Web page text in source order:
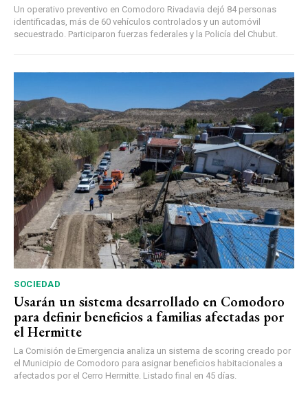
Un operativo preventivo en Comodoro Rivadavia dejó 84 personas
identificadas, más de 60 vehículos controlados y un automóvil
secuestrado. Participaron fuerzas federales y la Policía del Chubut.
SOCIEDAD
Usarán un sistema desarrollado en Comodoro
para definir beneficios a familias afectadas por
el Hermitte
La Comisión de Emergencia analiza un sistema de scoring creado por
el Municipio de Comodoro para asignar beneficios habitacionales a
afectados por el Cerro Hermitte. Listado final en 45 días.